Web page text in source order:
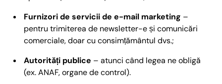
Furnizori de servicii de e-mail marketing –
pentru trimiterea de newsletter-e și comunicări
comerciale, doar cu consimțământul dvs.;
Autorități publice – atunci când legea ne obligă
(ex. ANAF, organe de control).